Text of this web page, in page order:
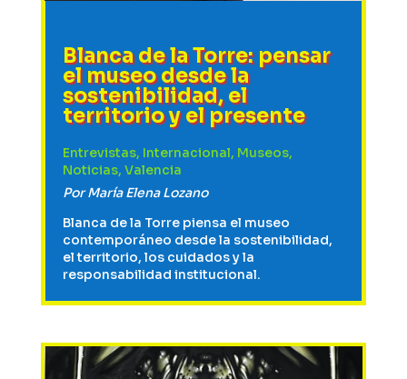
Blanca de la Torre: pensar
el museo desde la
sostenibilidad, el
territorio y el presente
Entrevistas, Internacional, Museos,
Noticias, Valencia
PorMaría Elena Lozano
Blanca de la Torre piensa el museo
contemporáneo desde la sostenibilidad,
el territorio, los cuidados y la
responsabilidad institucional.